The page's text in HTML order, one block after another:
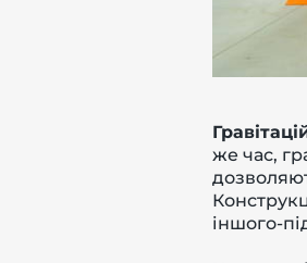
же час,
іншого-